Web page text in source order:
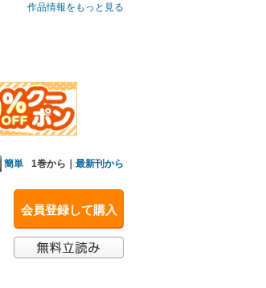
作品情報をもっと見る
簡単 1巻から｜ 最新刊から
会員登録して購入